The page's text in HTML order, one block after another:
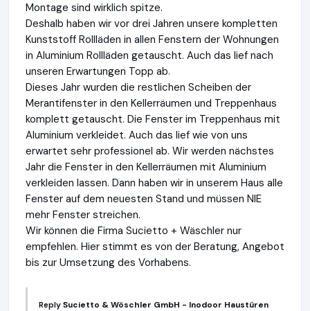
Montage sind wirklich spitze.
Deshalb haben wir vor drei Jahren unsere kompletten
Kunststoff Rollläden in allen Fenstern der Wohnungen
in Aluminium Rollläden getauscht. Auch das lief nach
unseren Erwartungen Topp ab.
Dieses Jahr wurden die restlichen Scheiben der
Merantifenster in den Kellerräumen und Treppenhaus
komplett getauscht. Die Fenster im Treppenhaus mit
Aluminium verkleidet. Auch das lief wie von uns
erwartet sehr professionel ab. Wir werden nächstes
Jahr die Fenster in den Kellerräumen mit Aluminium
verkleiden lassen. Dann haben wir in unserem Haus alle
Fenster auf dem neuesten Stand und müssen NIE
mehr Fenster streichen.
Wir können die Firma Sucietto + Wäschler nur
empfehlen. Hier stimmt es von der Beratung, Angebot
bis zur Umsetzung des Vorhabens.
ReplySucietto & Wöschler GmbH - Inodoor Haustüren